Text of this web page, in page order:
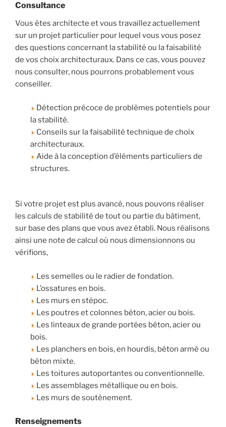
Consultance
Vous êtes architecte et vous travaillez actuellement
sur un projet particulier pour lequel vous vous posez
des questions concernant la stabilité ou la faisabilité
de vos choix architecturaux. Dans ce cas, vous pouvez
nous consulter, nous pourrons probablement vous
conseiller.
Détection précoce de problèmes potentiels pour
la stabilité.
Conseils sur la faisabilité technique de choix
architecturaux.
Aide à la conception d’éléments particuliers de
structures.
Si votre projet est plus avancé, nous pouvons réaliser
les calculs de stabilité de tout ou partie du bâtiment,
sur base des plans que vous avez établi. Nous réalisons
ainsi une note de calcul où nous dimensionnons ou
vérifions,
Les semelles ou le radier de fondation.
L’ossatures en bois.
Les murs en stépoc.
Les poutres et colonnes béton, acier ou bois.
Les linteaux de grande portées béton, acier ou
bois.
Les planchers en bois, en hourdis, béton armé ou
béton mixte.
Les toitures autoportantes ou conventionnelle.
Les assemblages métallique ou en bois.
Les murs de soutènement.
Renseignements